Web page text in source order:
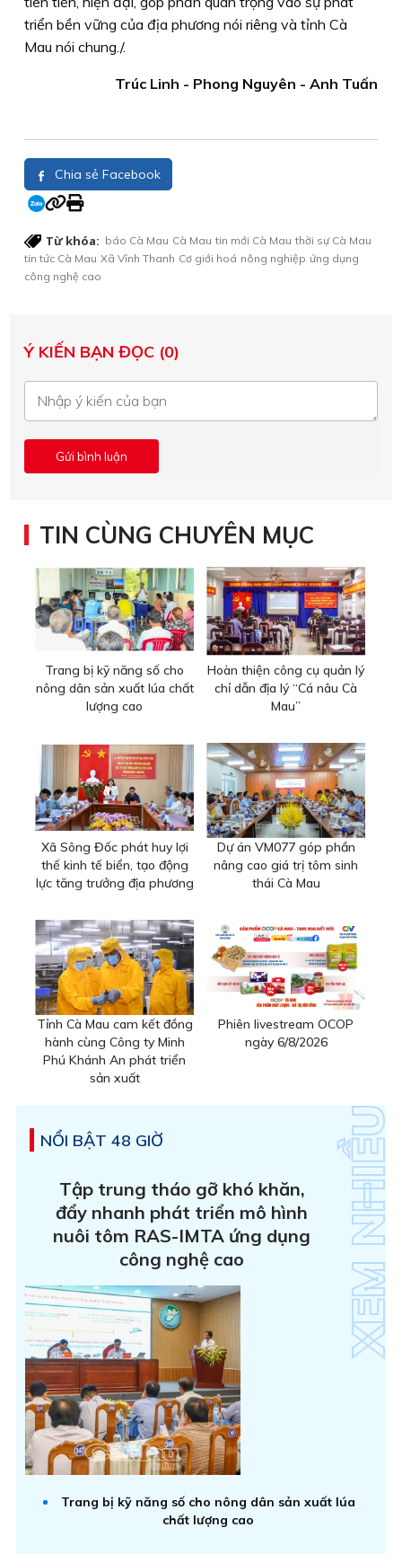
triển bền vững của địa phương nói riêng và tỉnh Cà
Mau nói chung./.
Trúc Linh - Phong Nguyên - Anh Tuấn
Chia sẻ Facebook
Từ khóa: báo Cà Mau Cà Mau tin mới Cà Mau thời sự Cà Mau
tin tức Cà Mau Xã Vĩnh Thanh Cơ giới hoá nông nghiệp ứng dụng
công nghệ cao
Ý KIẾN BẠN ĐỌC (0)
TIN CÙNG CHUYÊN MỤC
Trang bị kỹ năng số cho
nông dân sản xuất lúa chất
lượng cao
Hoàn thiện công cụ quản lý
chỉ dẫn địa lý “Cá nâu Cà
Mau”
Xã Sông Đốc phát huy lợi
thế kinh tế biển, tạo động
lực tăng trưởng địa phương
Dự án VM077 góp phần
nâng cao giá trị tôm sinh
thái Cà Mau
Tỉnh Cà Mau cam kết đồng
hành cùng Công ty Minh
Phú Khánh An phát triển
sản xuất
Phiên livestream OCOP
ngày 6/8/2026
NỔI BẬT 48 GIỜ
Tập trung tháo gỡ khó khăn,
đẩy nhanh phát triển mô hình
nuôi tôm RAS-IMTA ứng dụng
công nghệ cao
Trang bị kỹ năng số cho nông dân sản xuất lúa
chất lượng cao